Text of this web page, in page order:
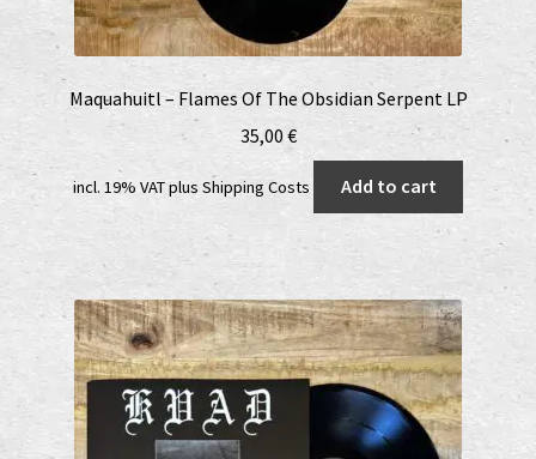
Maquahuitl – Flames Of The Obsidian Serpent LP
35,00 €
incl. 19% VATplus Shipping Costs Add to cart